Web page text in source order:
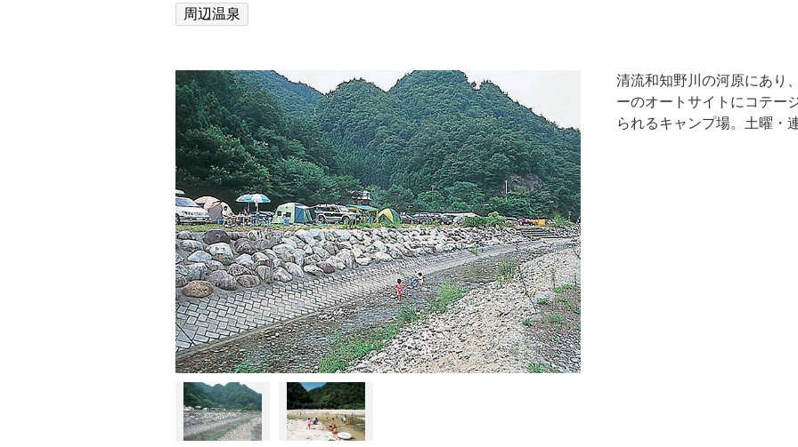
周辺温泉
清流和知野川の河原にあり
ーのオートサイトにコテー
られるキャンプ場。土曜・